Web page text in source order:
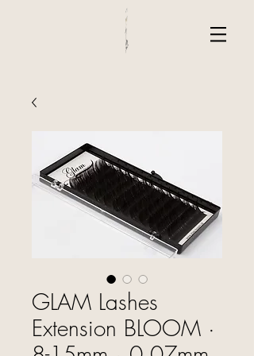
GLAM Lashes
Extension BLOOM ·